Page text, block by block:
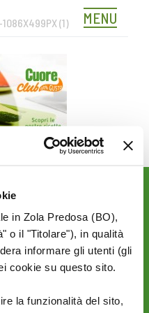
in Zola Predosa (BO),
o il "Titolare"), in qualità
informare gli utenti (gli
cookie su questo sito.
la funzionalità del sito,
MENU
1086X499PX (1)
sulle
Cuore:
AZIENDA